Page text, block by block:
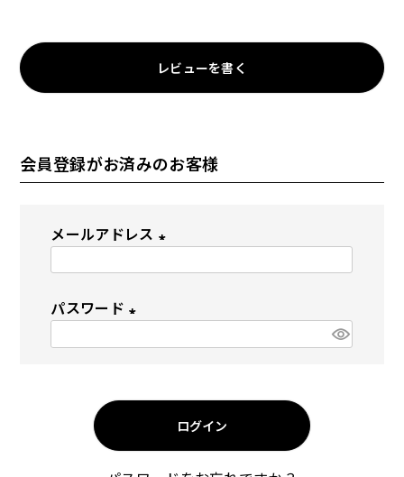
ドッグフード トッピング
レビューを書く
会員登録がお済みのお客様
メールアドレス
(
須
)
パスワード
(
ログイン